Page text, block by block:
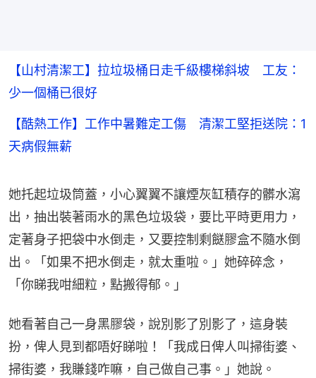
【山村清潔工】拉垃圾桶日走千級樓梯斜坡 工友：
少一個桶已很好
【酷熱工作】工作中暑難定工傷 清潔工堅拒送院：1
天病假無薪
她托起垃圾筒蓋，小心翼翼不讓煙灰缸積存的髒水瀉
出，抽出裝著雨水的黑色垃圾袋，要比平時更用力，
定著身子把袋中水倒走，又要控制剩餸膠盒不隨水倒
出。「如果不把水倒走，就太重啦。」她碎碎念，
「你睇我咁細粒，點搬得郁。」
她看著自己一身黑膠袋，說別影了別影了，這身裝
扮，俾人見到都唔好睇啦！「我成日俾人叫掃街婆、
掃街婆，我賺錢咋嘛，自己做自己事。」她說。